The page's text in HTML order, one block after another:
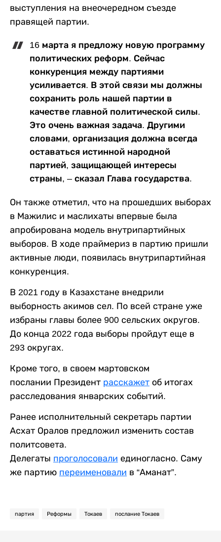
выступления на внеочередном съезде
правящей партии.
16 марта я предложу новую программу
политических реформ. Сейчас
конкуренция между партиями
усиливается. В этой связи мы должны
сохранить роль нашей партии в
качестве главной политической силы.
Это очень важная задача. Другими
словами, организация должна всегда
оставаться истинной народной
партией, защищающей интересы
страны, – сказал Глава государства.
Он также отметил, что на прошедших выборах
в Мажилис и маслихаты впервые была
апробирована модель внутрипартийных
выборов. В ходе праймериз в партию пришли
активные люди, появилась внутрипартийная
конкуренция.
В 2021 году в Казахстане внедрили
выборность акимов сел. По всей стране уже
избраны главы более 900 сельских округов.
До конца 2022 года выборы пройдут еще в
293 округах.
Кроме того, в своем мартовском
послании Президент расскажет об итогах
расследования январских событий.
Ранее исполнительный секретарь партии
Асхат Оралов предложил изменить состав
политсовета.
Делегаты проголосовали единогласно. Саму
же партию переименовали в “Аманат”.
партия Реформы Токаев послание Токаев